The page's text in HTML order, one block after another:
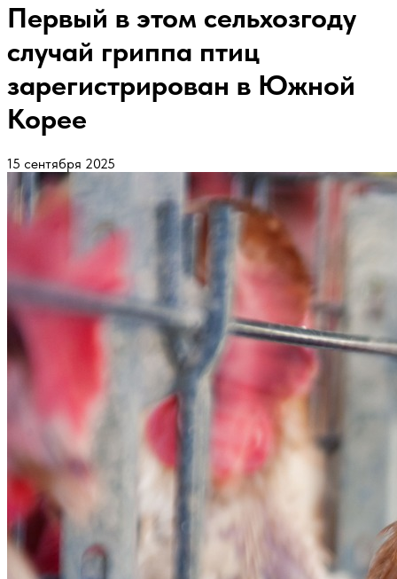
Первый в этом сельхозгоду
случай гриппа птиц
зарегистрирован в Южной
Корее
15 сентября 2025